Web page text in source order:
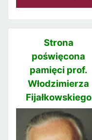
Strona
poświęcona
pamięci prof.
Włodzimierza
Fijałkowskiego